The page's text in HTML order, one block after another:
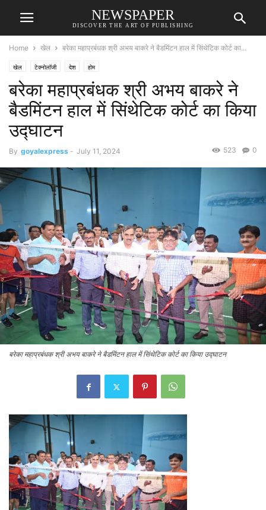
NEWSPAPER
DISCOVER THE ART OF PUBLISHING
Home खेल बरेका महाप्रबंधक श्री अभय बाकरे ने बैडमिंटन हाल में सिंथेटिक कोर्ट का...
खेल टेक्नोलॉजी देश होम
बरेका महाप्रबंधक श्री अभय बाकरे ने
बैडमिंटन हाल में सिंथेटिक कोर्ट का किया
उद्घाटन
By goyalexpress - July 11, 2024 0
523
बरेका महाप्रबंधक श्री अभय बाकरे ने बैडमिंटन हाल में सिंथेटिक कोर्ट का किया उद्घाटन